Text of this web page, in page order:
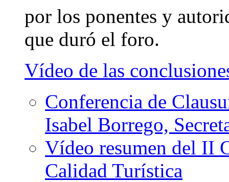
por los ponentes y
que duró el foro.
Vídeo de las
Conferencia de
Isabel Borrego,
Vídeo resumen del II
Calidad Turística